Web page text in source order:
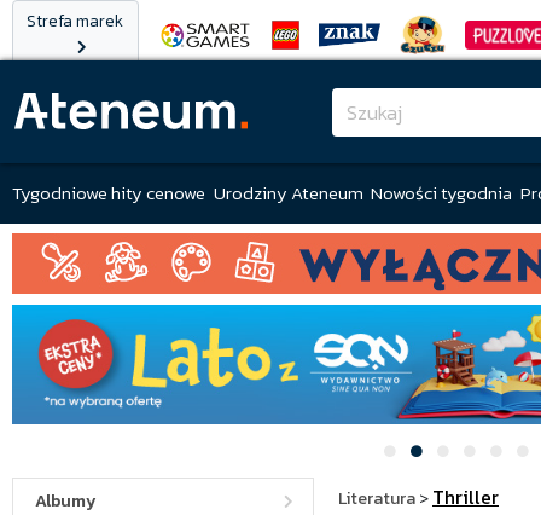
Strefa marek
Tygodniowe hity cenowe Urodziny Ateneum Nowości tygodnia
Albumy
Literatura>Thriller